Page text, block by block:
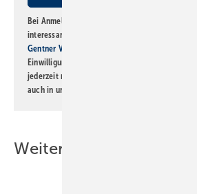
Bei Anmeldung zu diesem Newsletter bin ich
interessante Verlags- und Online-Angebote
Gentner Verlag GmbH & Co. KG
Einwilligung kann ich jederzeit widerrufen und
jederzeit möglich. Informationen zum Umgang
auch in unserer
Weitere Inhalte